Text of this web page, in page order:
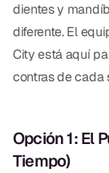
Empastes
Dentaduras
Implantes el
dientes y
diferente. El
City está aquí
contras de cada
Opción 1: El
Tiempo)